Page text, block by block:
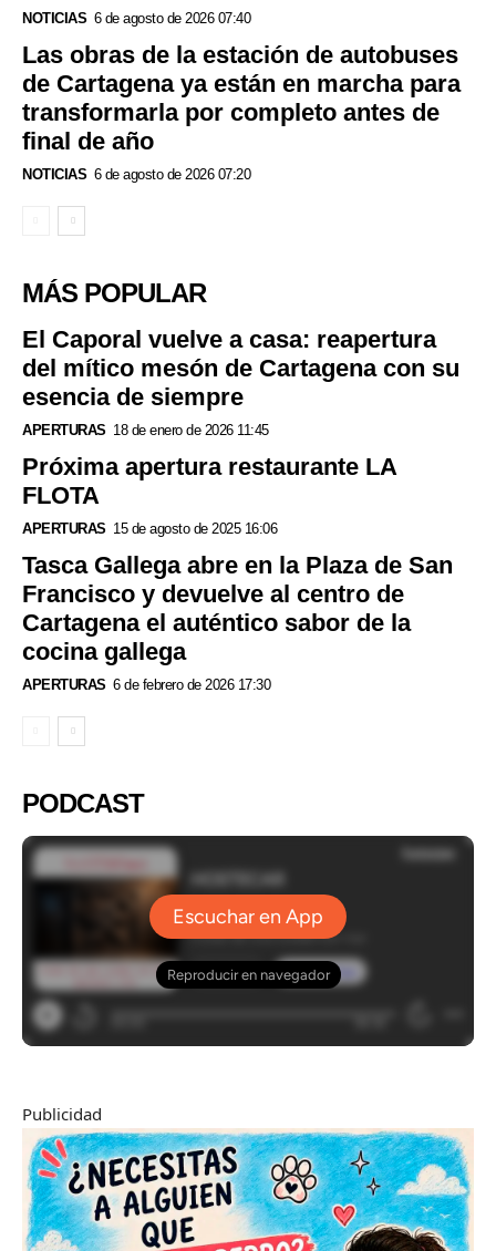
NOTICIAS 6 de agosto de 2026 07:40
Las obras de la estación de autobuses
de Cartagena ya están en marcha para
transformarla por completo antes de
final de año
NOTICIAS 6 de agosto de 2026 07:20
MÁS POPULAR
El Caporal vuelve a casa: reapertura
del mítico mesón de Cartagena con su
esencia de siempre
APERTURAS 18 de enero de 2026 11:45
Próxima apertura restaurante LA
FLOTA
APERTURAS 15 de agosto de 2025 16:06
Tasca Gallega abre en la Plaza de San
Francisco y devuelve al centro de
Cartagena el auténtico sabor de la
cocina gallega
APERTURAS 6 de febrero de 2026 17:30
PODCAST
Publicidad